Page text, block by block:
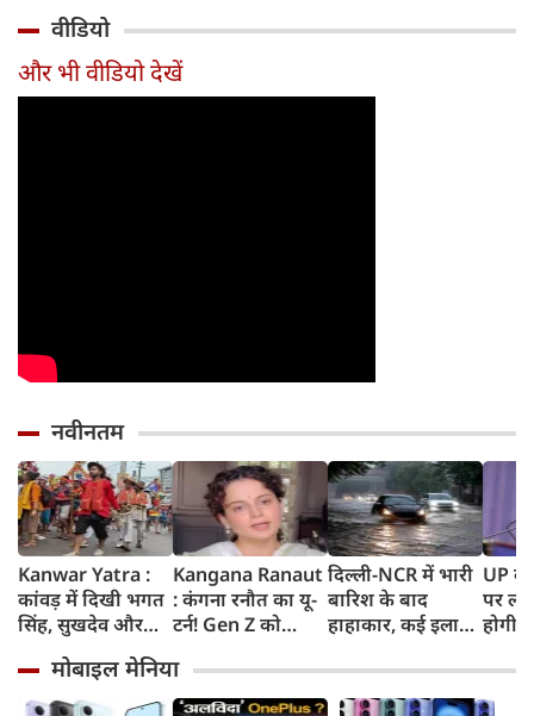
साल से ज्यादा उम्र का
काम, जानें पूरा
और
वीडियो
और भी वीडियो देखें
नवीनतम
Kanwar Yatra :
कांवड़ में दिखी भगत
सिंह, सुखदेव और
अमरगाथा,
शिवभक्तों ने अनोखे
Kangana Ranaut
: कंगना रनौत का यू-
टर्न! Gen Z को
'सबसे बड़ी ताकत',
कुछ दिन पहले
दिल्ली-NCR में भारी
बारिश के बाद
हाहाकार, कई इलाकों
जाम में फंसे लोग,
सड़कों पर भरा कमर
UP के
पर
होगी
मीटर
पर
मोबाइल मेनिया